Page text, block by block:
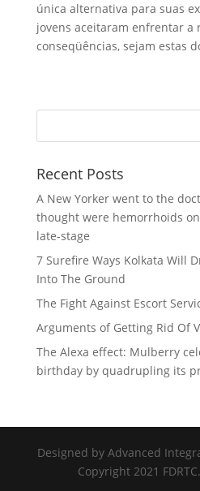
única alternativa para suas
jovens aceitaram enfrentar a
conseqüências, sejam estas
Recent Posts
A New Yorker went to the
thought were hemorrhoids
late-stage
7 Surefire Ways Kolkata Will
Into The Ground
The Fight Against Escort
Arguments of Getting Rid Of
The Alexa effect: Mulberry
birthday by quadrupling its
Designed by Advanced
Copyright 2021